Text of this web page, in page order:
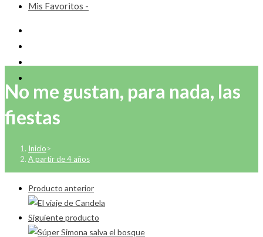
Mis Favoritos -
No me gustan, para nada, las
fiestas
Inicio>
A partir de 4 años
Producto anterior
Siguiente producto